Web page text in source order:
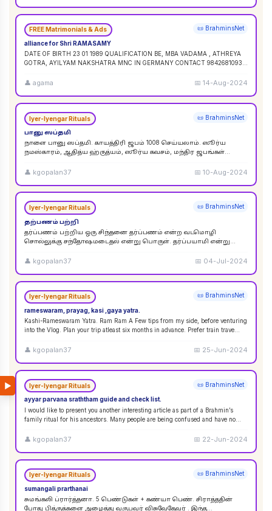
▶
FREE Matrimonials & Ads 📜 BrahminsNet
alliance for Shri RAMASAMY
DATE OF BIRTH 23 01 1989 QUALIFICATION BE, MBA VADAMA , ATHREYA
GOTRA, AYILYAM NAKSHATRA MNC IN GERMANY CONTACT 9842681093 /
👤 agama 📅14-Aug-2024
Iyer-Iyengar Rituals 📜 BrahminsNet
பானு ஸப்தமி
நாளை பானு ஸப்தமி. காயத்திரி ஜபம் 1008 செய்யலாம். ஸூர்ய
நமஸ்காரம், ஆதித்ய ஹ்ருத்யம், ஸூர்ய கவசம், மந்திர ஜபங்கள்
👤 kgopalan37 📅10-Aug-2024
Iyer-Iyengar Rituals 📜 BrahminsNet
தற்பணம் பற்றி
தர்ப்பணம் பற்றிய ஒரு சிந்தனை தர்ப்பணம் என்ற வடமொழி
சொல்லுக்கு சந்தோஷமடைதல் என்று பொருள். தர்ப்பயாமி என்று
கொள்ளலாம்...
👤 kgopalan37 📅 04-Jul-2024
Iyer-Iyengar Rituals 📜 BrahminsNet
rameswaram, prayag, kasi ,gaya yatra.
Kashi-Rameswaram Yatra. Ram Ram A Few tips from my side, before venturing
into the Vlog. Plan your trip atleast six months in advance. Prefer train trave...
👤 kgopalan37 📅 25-Jun-2024
Iyer-Iyengar Rituals 📜 BrahminsNet
ayyar parvana sraththam guide and check list.
I would like to present you another interesting article as part of a Brahmin’s
family ritual for his ancestors. Many people are being confused and have no
👤 kgopalan37 📅 22-Jun-2024
Iyer-Iyengar Rituals 📜 BrahminsNet
sumangali prarthanai
சுமங்கலி ப்ரார்த்தனா. 5 பெண்டுகள் + கண்யா பெண். சிராத்ததின்
போது பித்ருக்களை அழைத்து வருபவர் விசுவேதேவர் . இந்த